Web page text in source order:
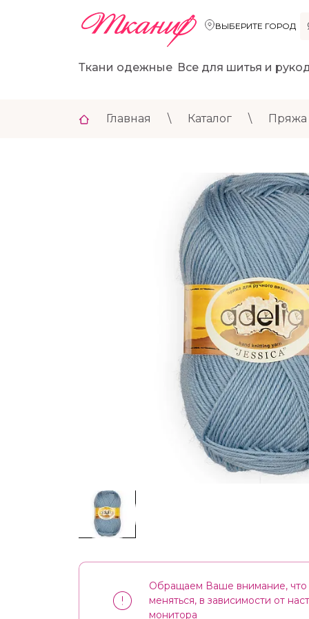
ВЫБЕРИТЕ ГОРОД
Ткани одежные Все для шитья и
Главная \ Каталог \ Пряжа
Обращаем Ваше внимание, что
меняться, в зависимости от
монитора